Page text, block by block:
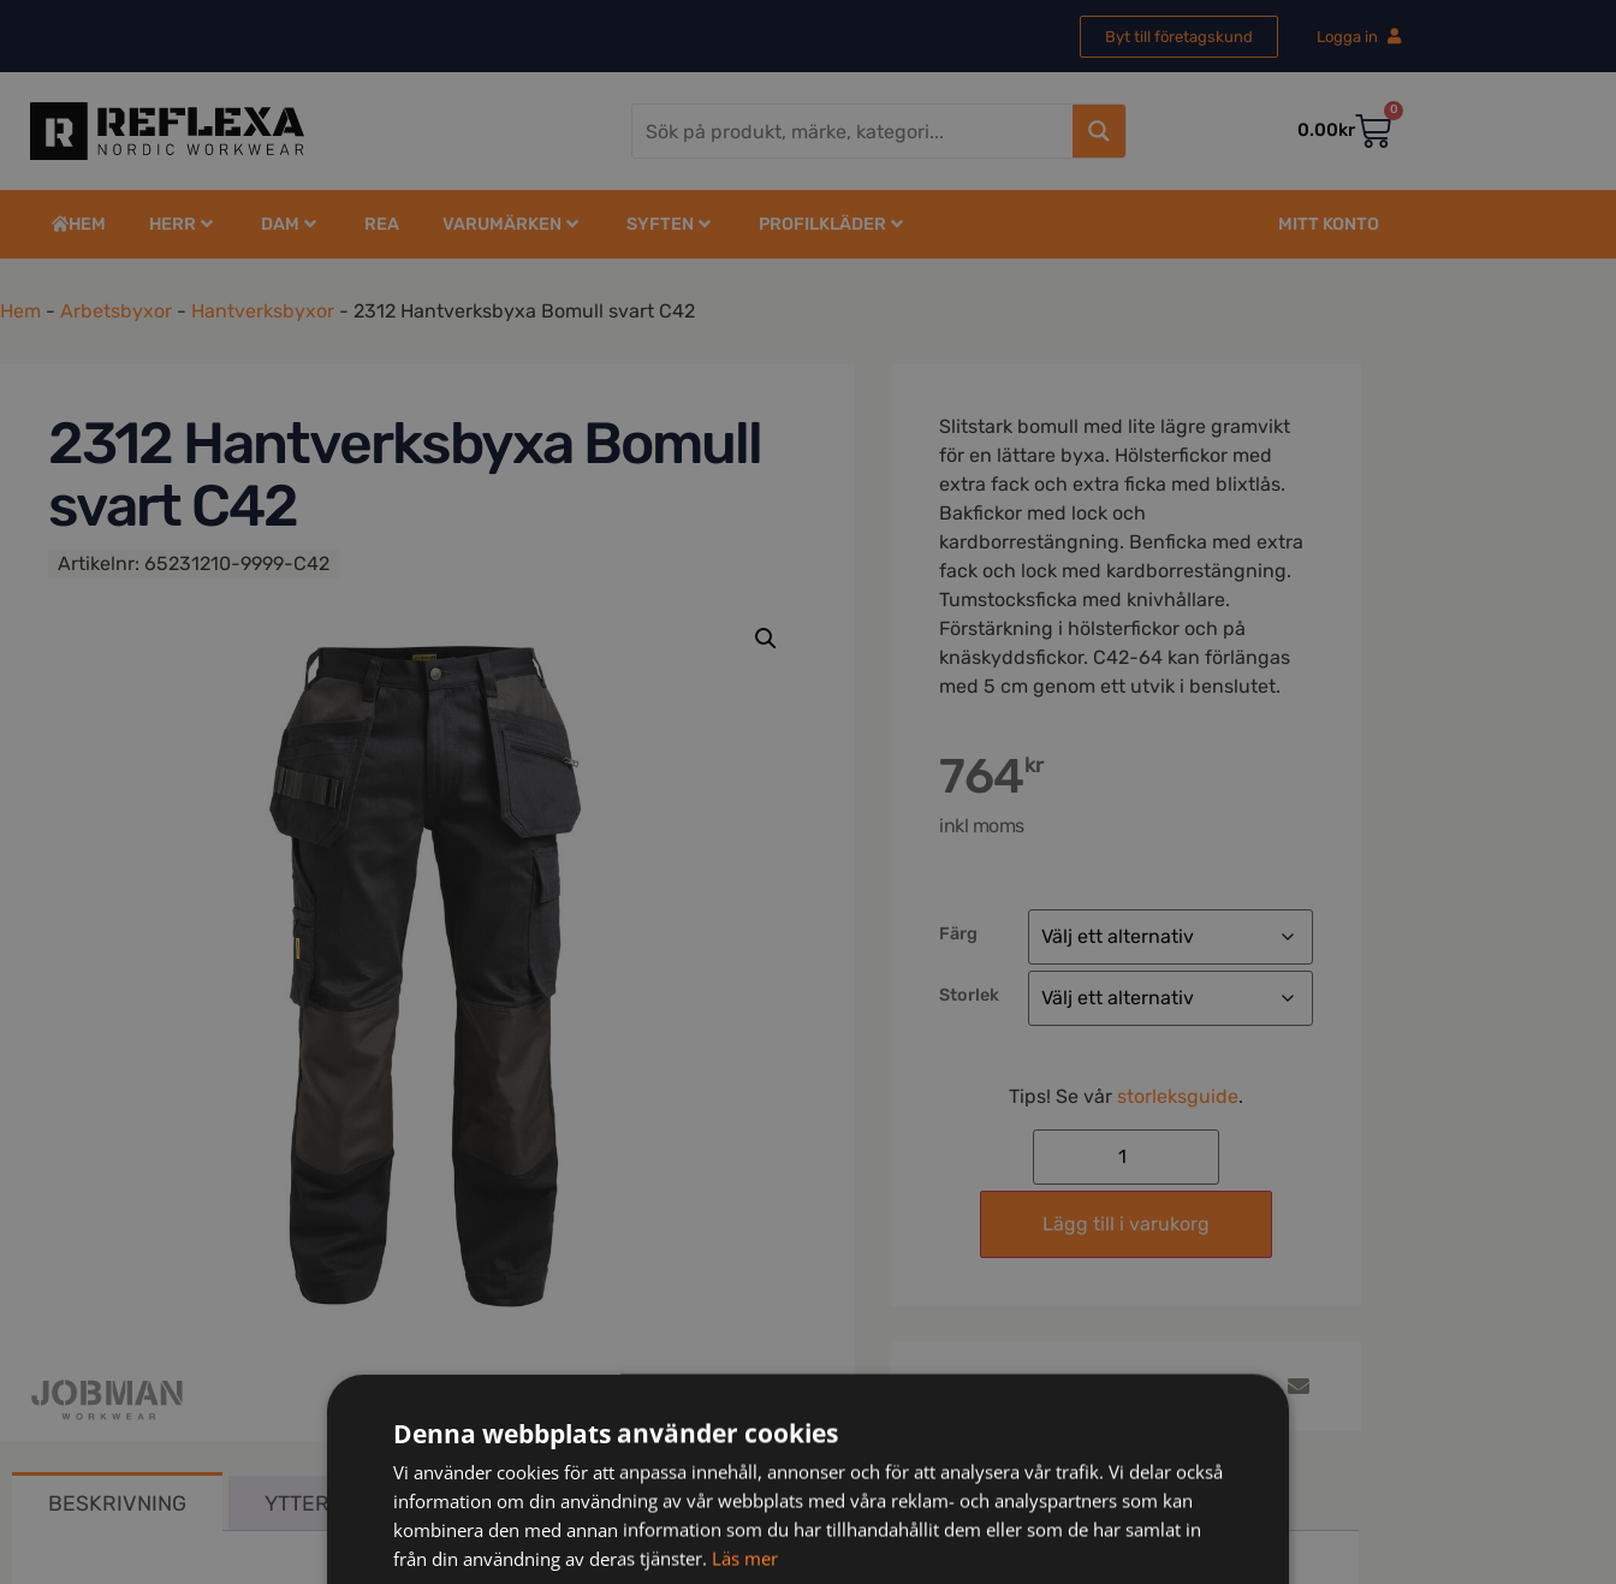
Byt till företagskund Logga in
0.00kr
0
HEM HERR DAM REA VARUMÄRKEN SYFTEN PROFILKLÄDER MITT KONTO
Hem - Arbetsbyxor - Hantverksbyxor - 2312 Hantverksbyxa Bomull svart C42
2312 Hantverksbyxa Bomull
svart C42
Artikelnr: 65231210-9999-C42
Slitstark bomull med lite lägre gramvikt
för en lättare byxa. Hölsterfickor med
extra fack och extra ficka med blixtlås.
Bakfickor med lock och
kardborrestängning. Benficka med extra
fack och lock med kardborrestängning.
Tumstocksficka med knivhållare.
Förstärkning i hölsterfickor och på
knäskyddsfickor. C42-64 kan förlängas
med 5 cm genom ett utvik i benslutet.
764kr
inkl moms
Färg
Storlek
Tips! Se vår storleksguide.
Lägg till i varukorg
BESKRIVNING YTTERLIGARE INFORMATION
Denna webbplats använder cookies
Vi använder cookies för att anpassa innehåll, annonser och för att analysera vår trafik. Vi delar också
information om din användning av vår webbplats med våra reklam- och analyspartners som kan
kombinera den med annan information som du har tillhandahållit dem eller som de har samlat in
från din användning av deras tjänster. Läs mer